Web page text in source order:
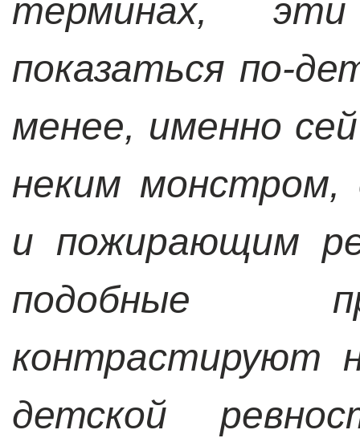
терминах,
показаться по-
менее, именно
неким монстром,
и пожирающим
подобные
контрастируют
детской